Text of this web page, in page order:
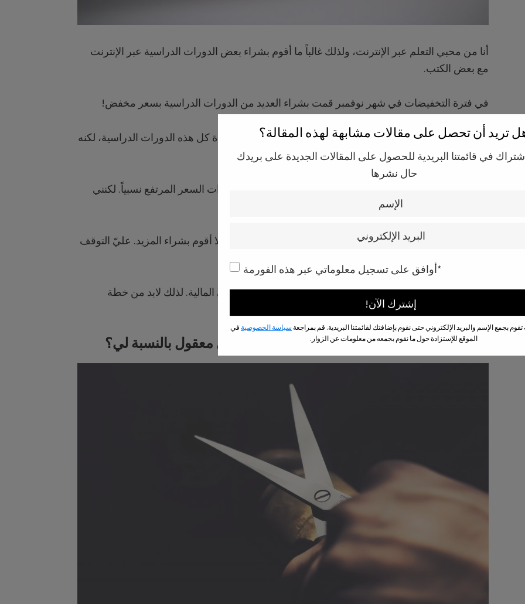
تريد أن تحصل على مقالات مشابهة لهذه المقالة؟
في قائمتنا البريدية للحصول على المقالات الجديدة على بريدك
حال نشرها
*أوافق على تسجيل معلوماتي عبر هذه الفورمة
بجمع الإسم والبريد الإلكتروني حتى نقوم بإضافتك لقائمتنا البريدية. قم بمراجعة سياسة الخصوصية في
الموقع للإستزادة حول ما نقوم بجمعه من معلومات عن الزوار.
أنا من محبي التعلم عبر الإنترنت، ولذلك غالباً ما أقوم بشراء بعض الدورات الدراسية عبر الإنترنت
مع بعض الكتب.
في فترة التخفيضات في شهر نوفمبر قمت بشراء العديد من الدورات الدراسية بسعر مخفض!
هذا الأمر أشبع رغبتي بالتعلم على الرغم من أنني لن أقوم بمشاهدة كل هذه الدورات الدراسية، لكنه
بدأ بالتأثير على خطتي المالية.
قبل لحظات كنت أريد شراء أحد الدورات الدراسية عبر الإنترنت ذات السعر المرتفع نسبياً. لكنني
توقفت قليلاً وقمت بمراجعة نفسي.
قمت بشراء الكثير من الأمور في فترة التخفيضات والآن يجب أن لا أقوم بشراء المزيد. عليّ التوقف
وجدت بأن التخفيضات وخاصية الشراء بالإنترنت تضر كثيراً بخطتي المالية. لذلك لابد من خطة
واضحة لتلافي هذه المشكلة.
تخلص من بطاقة الإئتمان الخاصة بك، هل هذا حل معقول بالنسبة لي؟